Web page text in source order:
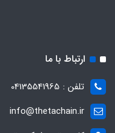
ارتباط با ما
تلفن : 04135541965
info@thetachain.ir